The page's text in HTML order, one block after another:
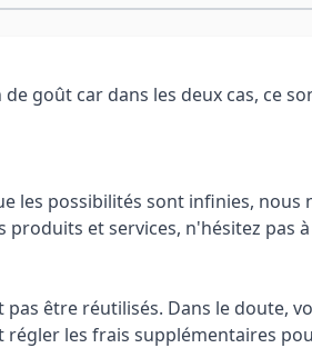
goût car dans les deux cas, ce
les possibilités sont infinies, nous
et services, n'hésitez pas à
être réutilisés. Dans le doute,
régler les frais supplémentaires